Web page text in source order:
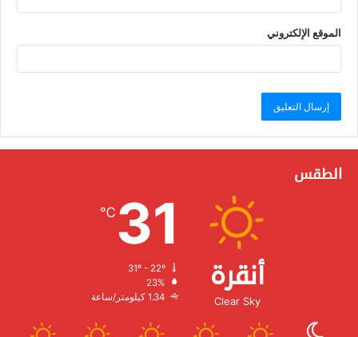
الموقع الإلكتروني
الطقس
أنقرة
Clear Sky
31
℃
الرطوبة:
الرياح: